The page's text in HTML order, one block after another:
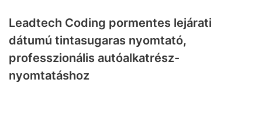
Leadtech Coding pormentes lejárati
dátumú tintasugaras nyomtató,
professzionális autóalkatrész-
nyomtatáshoz